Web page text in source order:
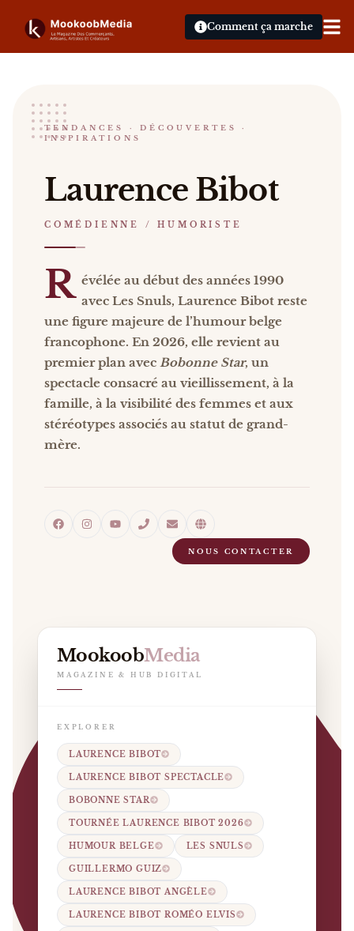
Comment ça marche
Laurence Bibot
COMÉDIENNE / HUMORISTE
Laurence Bibot Révélée au début des années
Catalogue : événements, presse, vidéos
TENDANCES · DÉCOUVERTES ·
INSPIRATIONS
Laurence Bibot
COMÉDIENNE / HUMORISTE
R évélée au début des années 1990
avec Les Snuls, Laurence Bibot reste
une figure majeure de l’humour belge
francophone. En 2026, elle revient au
premier plan avec Bobonne Star, un
spectacle consacré au vieillissement, à la
famille, à la visibilité des femmes et aux
stéréotypes associés au statut de grand-
mère.
NOUS CONTACTER
MookoobMedia
MAGAZINE & HUB DIGITAL
EXPLORER
LAURENCE BIBOT
LAURENCE BIBOT SPECTACLE
BOBONNE STAR
TOURNÉE LAURENCE BIBOT 2026
HUMOUR BELGE LES SNULS
GUILLERMO GUIZ
LAURENCE BIBOT ANGÈLE
LAURENCE BIBOT ROMÉO ELVIS